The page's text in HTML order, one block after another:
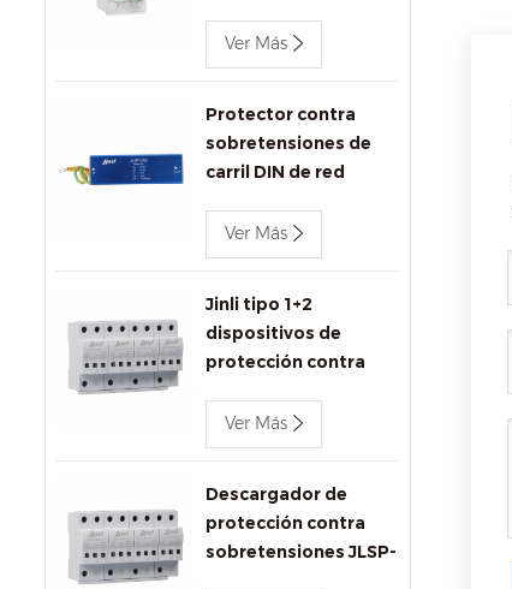
1000V DC SPD
Ver Más
Protector contra
sobretensiones de
carril DIN de red
1000Mbps
Ver Más
Jinli tipo 1+2
dispositivos de
protección contra
680V
Ver Más
Descargador de
protección contra
sobretensiones JLSP-